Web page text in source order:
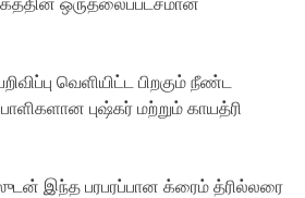
வெளியிட்ட பிறகும் நீண்ட
புஷ்கர் மற்றும் காயத்ரி
இந்த பரபரப்பான க்ரைம் த்ரில்லரை